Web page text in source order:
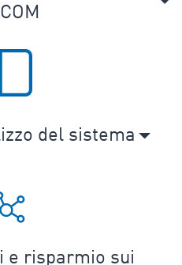
del sistema
e risparmio sui